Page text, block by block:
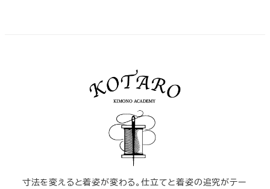
寸法を変えると着姿が変わる。仕立てと着姿の追究がテー